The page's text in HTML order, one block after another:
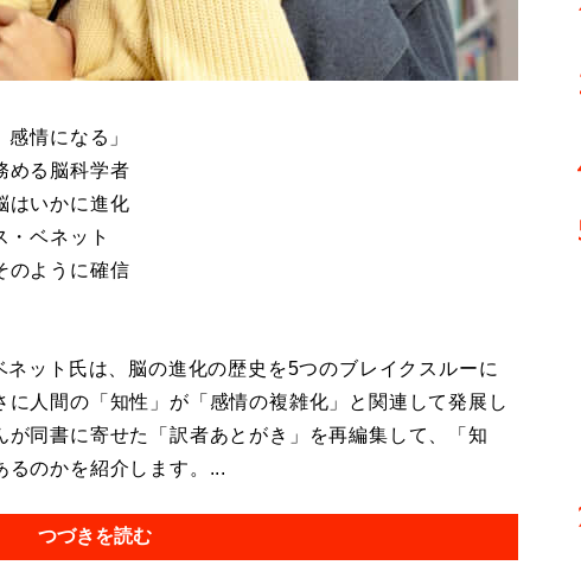
情になる」
る脳科学者
はいかに進化
・ベネット
のように確信
ット氏は、脳の進化の歴史を5つのブレイクスルーに
人間の「知性」が「感情の複雑化」と関連して発展し
同書に寄せた「訳者あとがき」を再編集して、「知
るのかを紹介します。...
つづきを読む